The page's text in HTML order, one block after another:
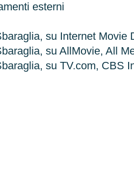
esterni
su Internet Movie
su AllMovie, All
su TV.com, CBS